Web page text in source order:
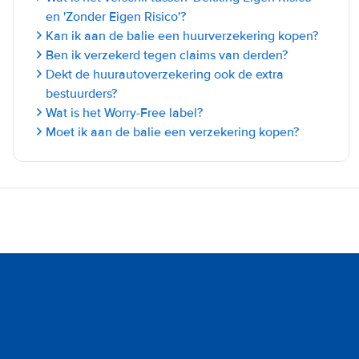
en 'Zonder Eigen Risico'?
Kan ik aan de balie een huurverzekering kopen?
Ben ik verzekerd tegen claims van derden?
Dekt de huurautoverzekering ook de extra
bestuurders?
Wat is het Worry-Free label?
Moet ik aan de balie een verzekering kopen?